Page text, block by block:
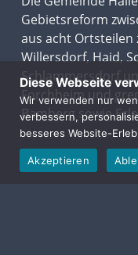
Gebietsreform
aus acht
Willersdorf, Haid,
Schlammersdorf
Forchheim und
Bamberg sowie
LEGAL
Diese Webseite
Wir verwenden nur
verbessern,
besseres Website-
Akzeptieren